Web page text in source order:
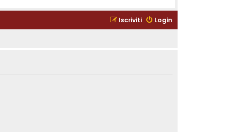
Login
Iscriviti